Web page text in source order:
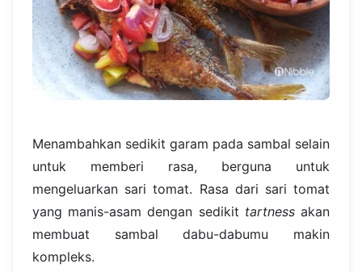
Menambahkan sedikit garam pada sambal selain
untuk memberi rasa, berguna untuk
mengeluarkan sari tomat. Rasa dari sari tomat
yang manis-asam dengan sedikit tartnessakan
membuat sambal dabu-dabumu makin
kompleks.